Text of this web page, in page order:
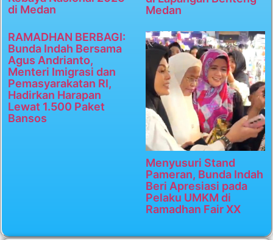
di Medan
Medan
RAMADHAN BERBAGI:
Bunda Indah Bersama
Agus Andrianto,
Menteri Imigrasi dan
Pemasyarakatan RI,
Hadirkan Harapan
Lewat 1.500 Paket
Bansos
Menyusuri Stand
Pameran, Bunda Indah
Beri Apresiasi pada
Pelaku UMKM di
Ramadhan Fair XX